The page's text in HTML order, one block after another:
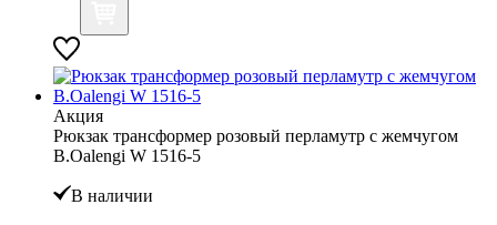
Акция
Рюкзак трансформер розовый перламутр с жемчугом
B.Oalengi W 1516-5
В наличии